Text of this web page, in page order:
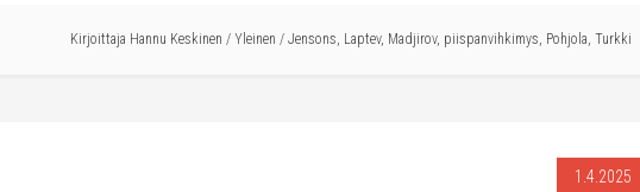
Kirjoittaja Hannu Keskinen / Yleinen / Jensons, Laptev, Madjirov, piispanvihkimys, Pohjola, Turkki
1.4.2025